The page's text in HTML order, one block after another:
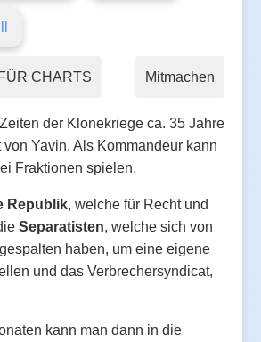
CHARTS Mitmachen
der Klonekriege ca. 35 Jahre
Yavin. Als Kommandeur kann
Fraktionen spielen.
Republik, welche für Recht und
Separatisten, welche sich von
haben, um eine eigene
und das Verbrechersyndicat,
kann man dann in die